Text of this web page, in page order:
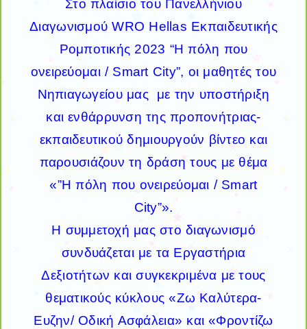
Στο πλαίσιο του Πανελλήνιου
Διαγωνισμού WRO Hellas Εκπαιδευτικής
Ρομποτικής 2023 “Η πόλη που
ονειρεύομαι / Smart City”, οι μαθητές του
Νηπιαγωγείου μας με την υποστήριξη
και ενθάρρυνση της προπονήτριας-
εκπαιδευτικού δημιουργούν βίντεο και
παρουσιάζουν τη δράση τους με θέμα
«”Η πόλη που ονειρεύομαι / Smart
City”».
Η συμμετοχή μας στο διαγωνισμό
συνδυάζεται με τα Εργαστήρια
Δεξιοτήτων και συγκεκριμένα με τους
θεματικούς κύκλους «Ζω Καλύτερα-
Ευζην/ Οδική Ασφάλεια» και «Φροντίζω